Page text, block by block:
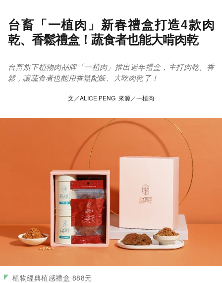
台畜「一植肉」新春禮盒打造4款肉
乾、香鬆禮盒！蔬食者也能大啃肉乾
台畜旗下植物肉品牌「一植肉」推出過年禮盒，主打肉乾、香
鬆，讓蔬食者也能用香鬆配飯、大吃肉乾了！
文／ALICE.PENG 來源／一植肉
植物經典植感禮盒 888元